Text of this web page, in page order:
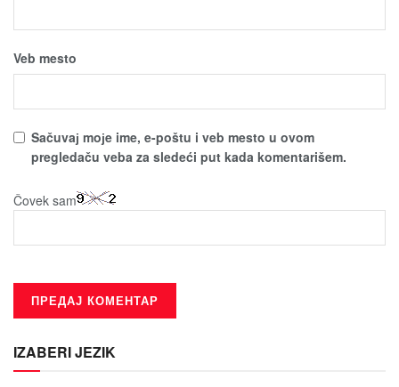
Veb mesto
Sačuvaј moјe ime, e-poštu i veb mesto u ovom
pregledaču veba za sledeći put kada komentarišem.
Čovek sam
IZABERI JEZIK